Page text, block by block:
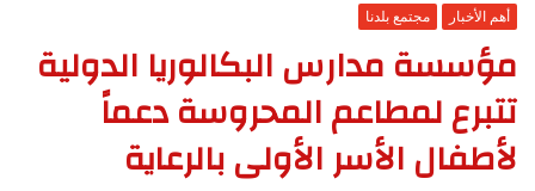
أهم الأخبار مجتمع بلدنا
مؤسسة مدارس البكالوريا الدولية
تتبرع لمطاعم المحروسة دعماً
لأطفال الأسر الأولى بالرعاية